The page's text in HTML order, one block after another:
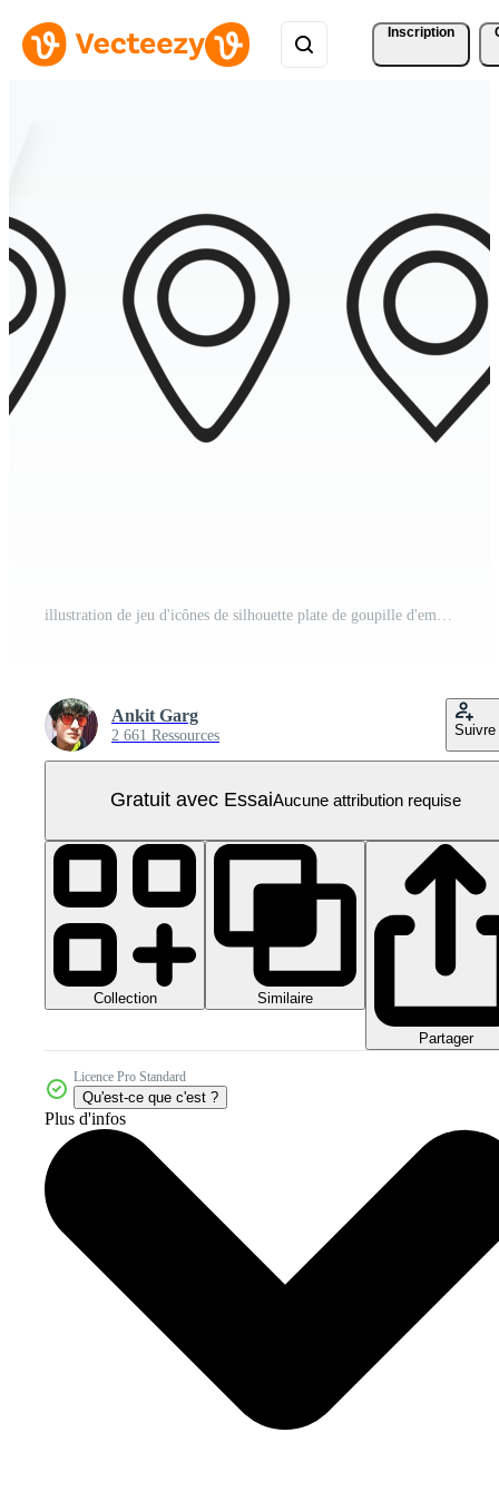
Inscription
Ankit Garg
2 661 Ressources Suivre
Gratuit avec EssaiAucune attribution requise
Collection Similaire
Partager
Licence Pro Standard
Qu'est-ce que c'est ?
Plus d'infos